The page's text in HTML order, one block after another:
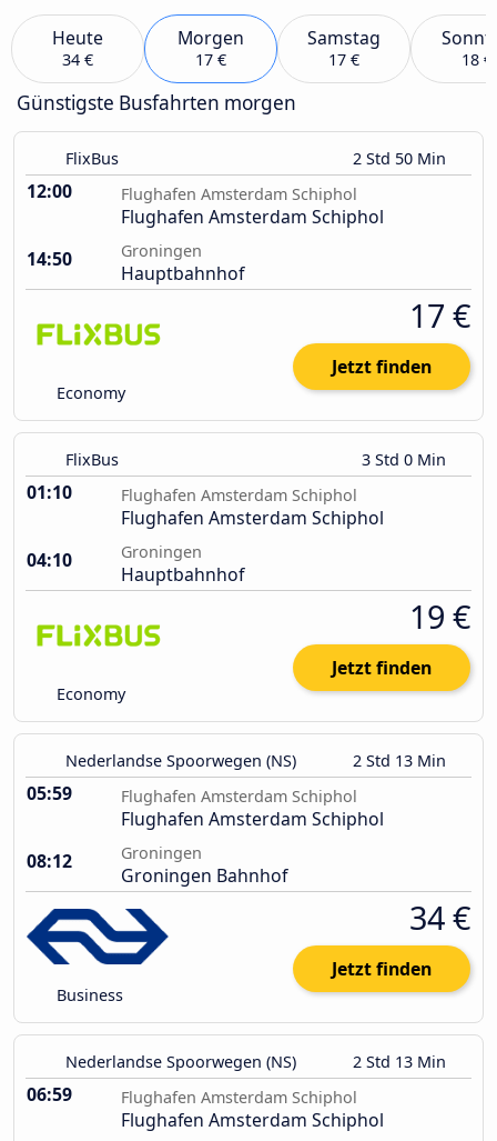
Heute
34 €
Morgen
17 €
Samstag
17 € 18 €
Günstigste Busfahrten morgen
FlixBus 2 Std 50 Min
12:00 Flughafen Amsterdam Schiphol
Flughafen Amsterdam Schiphol
14:50
Groningen
Hauptbahnhof
Economy
17 €
Jetzt finden
FlixBus 3 Std 0 Min
01:10 Flughafen Amsterdam Schiphol
Flughafen Amsterdam Schiphol
04:10
Groningen
Hauptbahnhof
Economy
19 €
Jetzt finden
Nederlandse Spoorwegen (NS) 2 Std 13 Min
05:59 Flughafen Amsterdam Schiphol
Flughafen Amsterdam Schiphol
08:12
Groningen
Groningen Bahnhof
Business
34 €
Jetzt finden
Nederlandse Spoorwegen (NS) 2 Std 13 Min
06:59 Flughafen Amsterdam Schiphol
Flughafen Amsterdam Schiphol